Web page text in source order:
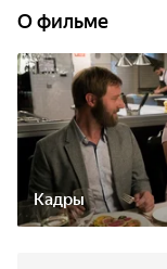
в глазах других
общем, красотка
О фильме
Кадры